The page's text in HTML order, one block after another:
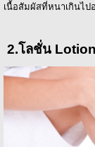
เนื้อสัมผัสที่หนาเกินไ
2.โลชั่น Lotion